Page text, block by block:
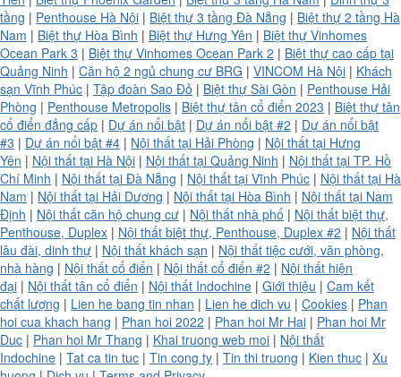
tầng | Penthouse Hà Nội | Biệt thự 3 tầng Đà Nẵng | Biệt thự 2 tầng Hà
Nam | Biệt thự Hòa Bình | Biệt thự Hưng Yên | Biệt thự Vinhomes
Ocean Park 3 | Biệt thự Vinhomes Ocean Park 2 | Biệt thự cao cấp tại
Quảng Ninh | Căn hộ 2 ngủ chung cư BRG | VINCOM Hà Nội | Khách
sạn Vĩnh Phúc | Tập đoàn Sao Đỏ | Biệt thự Sài Gòn | Penthouse Hải
Phòng | Penthouse Metropolis | Biệt thự tân cổ điển 2023 | Biệt thự tân
cổ điển đẳng cấp | Dự án nổi bật | Dự án nổi bật #2 | Dự án nổi bật
#3 | Dự án nổi bật #4 | Nội thất tại Hải Phòng | Nội thất tại Hưng
Yên | Nội thất tại Hà Nội | Nội thất tại Quảng Ninh | Nội thất tại TP. Hồ
Chí Minh | Nội thất tại Đà Nẵng | Nội thất tại Vĩnh Phúc | Nội thất tại Hà
Nam | Nội thất tại Hải Dương | Nội thất tại Hòa Bình | Nội thất tại Nam
Định | Nội thất căn hộ chung cư | Nội thất nhà phố | Nội thất biệt thự,
Penthouse, Duplex | Nội thất biệt thự, Penthouse, Duplex #2 | Nội thất
lâu đài, dinh thự | Nội thất khách sạn | Nội thất tiệc cưới, văn phòng,
nhà hàng | Nội thất cổ điển | Nội thất cổ điển #2 | Nội thất hiện
đại | Nội thất tân cổ điển | Nội thất Indochine | Giới thiệu | Cam kết
chất lượng | Lien he bang tin nhan | Lien he dich vu | Cookies | Phan
hoi cua khach hang | Phan hoi 2022 | Phan hoi Mr Hai | Phan hoi Mr
Duc | Phan hoi Mr Thang | Khai truong web moi | Nội thất
Indochine | Tat ca tin tuc | Tin cong ty | Tin thi truong | Kien thuc | Xu